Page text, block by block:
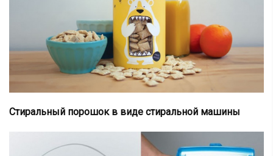
Стиральный порошок в виде стиральной машины